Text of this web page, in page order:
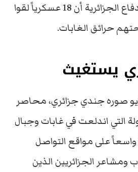
لاحقاً، ذكرت وزارة الدفاع الجزائرية أن 18 عسكرياً لقوا
حرائق الغابات.
يستغيث
صوره جندي جزائري، محاصر
التي اندلعت في غابات وجبال
واسعاً على مواقع التواصل
ومشاعر الجزائريين الذين